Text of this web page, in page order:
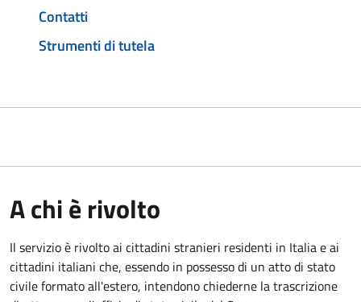
Contatti
Strumenti di tutela
A chi è rivolto
Il servizio è rivolto ai cittadini stranieri residenti in Italia e ai
cittadini italiani che, essendo in possesso di un atto di stato
civile formato all'estero, intendono chiederne la trascrizione